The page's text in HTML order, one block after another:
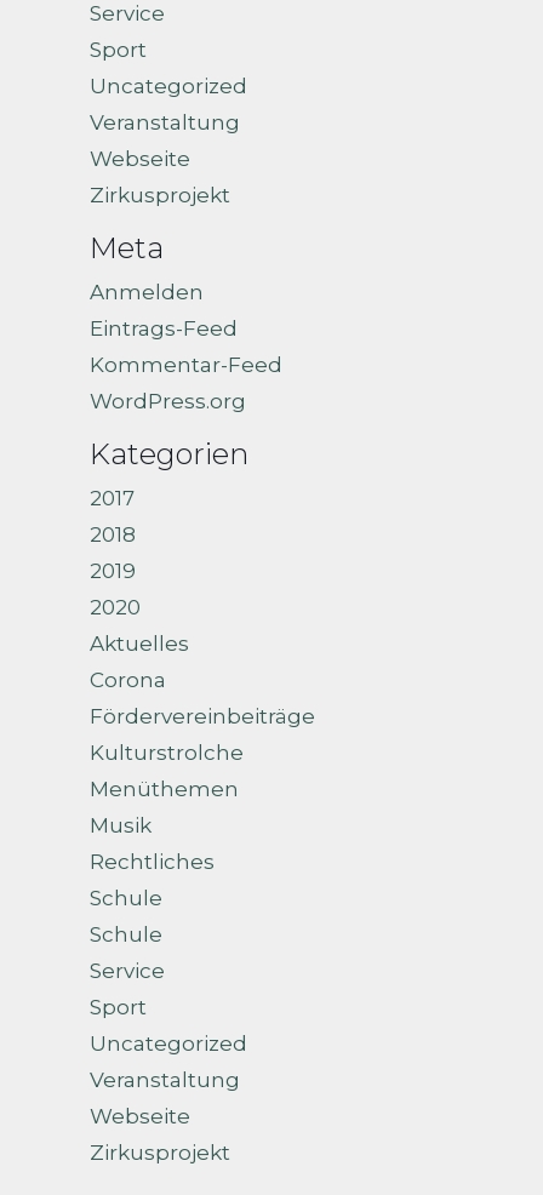
Service
Sport
Uncategorized
Veranstaltung
Webseite
Zirkusprojekt
Meta
Anmelden
Eintrags-Feed
Kommentar-Feed
WordPress.org
Kategorien
2017
2018
2019
2020
Aktuelles
Corona
Fördervereinbeiträge
Kulturstrolche
Menüthemen
Musik
Rechtliches
Schule
Schule
Service
Sport
Uncategorized
Veranstaltung
Webseite
Zirkusprojekt